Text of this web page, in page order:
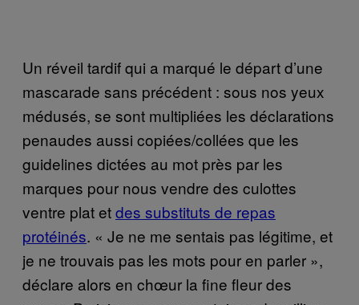
Un réveil tardif qui a marqué le départ d’une
mascarade sans précédent : sous nos yeux
médusés, se sont multipliées les déclarations
penaudes aussi copiées/collées que les
guidelines dictées au mot près par les
marques pour nous vendre des culottes
ventre plat etdes substituts de repas
protéinés. « Je ne me sentais pas légitime, et
je ne trouvais pas les mots pour en parler »,
déclare alors en chœur la fine fleur des